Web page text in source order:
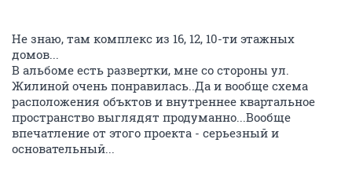
Не знаю, там комплекс из 16, 12, 10-ти этажных
домов...
В альбоме есть развертки, мне со стороны ул.
Жилиной очень понравилась..Да и вообще схема
расположения объктов и внутреннее квартальное
пространство выглядят продуманно...Вообще
впечатление от этого проекта - серьезный и
основательный...